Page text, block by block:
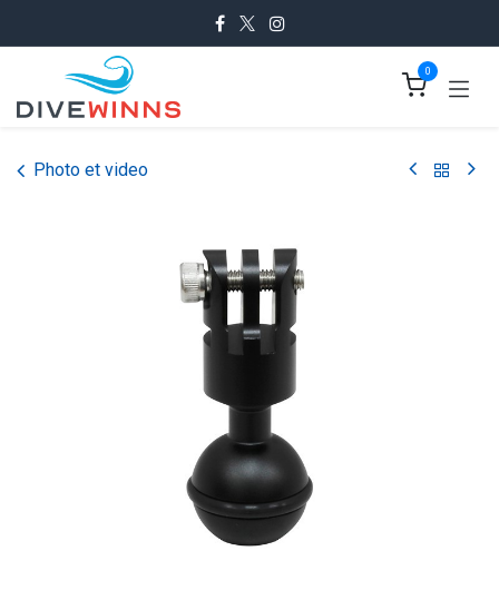
0
Photo et video